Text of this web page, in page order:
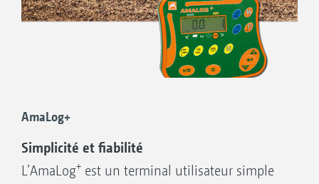
AmaLog+
Simplicité et fiabilité
L’AmaLog+ est un terminal utilisateur simple